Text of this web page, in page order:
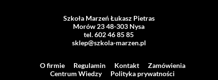
Szkoła Marzeń Łukasz Pietras
Morów 23 48-303 Nysa
tel. 602 46 85 85
sklep@szkola-marzen.pl
O firmie Regulamin Kontakt
Zamówienia
Centrum Wiedzy
Polityka prywatności